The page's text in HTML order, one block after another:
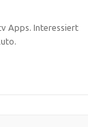
Apps. Interessiert